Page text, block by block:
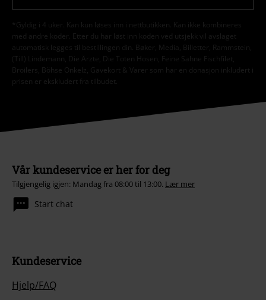
*Gyldig i 4 uker. Kan kun løses inn i nettbutikken. Kan ikke kombineres
med andre koder. Etter du har løst inn koden ved utsjekk vil avslaget
automatisk legges til bestillingen din. Bøker, Media, Billetter, Rammstein,
(Till) Lindemann, Die Ärzte, Die Toten Hosen, Feine Sahne Fischfilet,
Broilers, Böhse Onkelz, Gavekort & Varer som har en donasjon inkludert i
prisen er ekskludert fra tilbudet.
Vår kundeservice er her for deg
Tilgjengelig igjen: Mandag fra 08:00 til 13:00. Lær mer
Start chat
Kundeservice
Hjelp/FAQ